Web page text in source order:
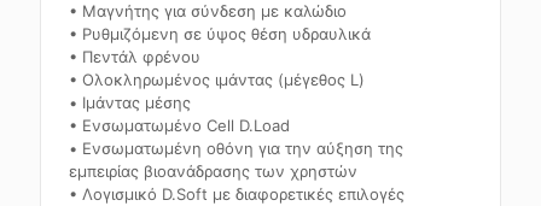
• Μαγνήτης για σύνδεση με καλώδιο
• Ρυθμιζόμενη σε ύψος θέση υδραυλικά
• Πεντάλ φρένου
• Ολοκληρωμένος ιμάντας (μέγεθος L)
• Ιμάντας μέσης
• Ενσωματωμένο Cell D.Load
• Ενσωματωμένη οθόνη για την αύξηση της
εμπειρίας βιοανάδρασης των χρηστών
• Λογισμικό D.Soft με διαφορετικές επιλογές